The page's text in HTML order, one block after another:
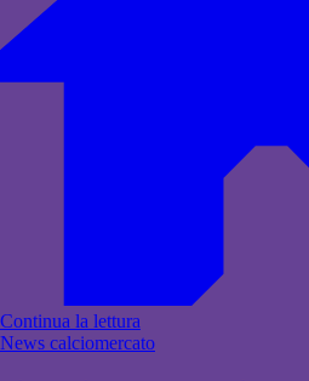
Continua la lettura
News calciomercato